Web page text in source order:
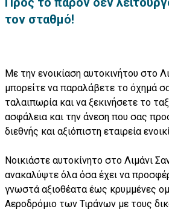
τον σταθμό!
Με την ενοικίαση αυτοκινήτου στο
μπορείτε να παραλάβετε το όχημά
ταλαιπωρία και να ξεκινήσετε το
ασφάλεια και την άνεση που σας
διεθνής και αξιόπιστη εταιρεία
Νοικιάστε αυτοκίνητο στο Λιμάνι
ανακαλύψτε όλα όσα έχει να
γνωστά αξιοθέατα έως κρυμμένες
Αεροδρόμιο των Τιράνων με τους